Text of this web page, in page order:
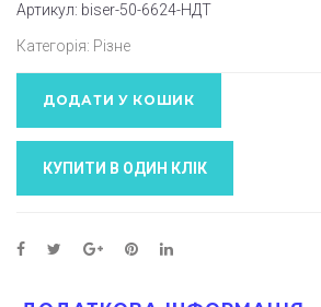
Артикул: biser-50-6624-НДТ
Категорія: Різне
ДОДАТИ У КОШИК
КУПИТИ В ОДИН КЛIК